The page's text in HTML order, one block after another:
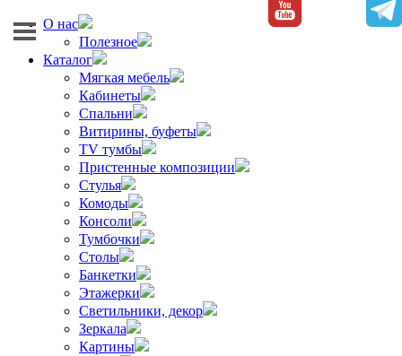
О нас
Полезное
Каталог
Мягкая мебель
Кабинеты
Спальни
Витирины, буфеты
TV тумбы
Пристенные композиции
Стулья
Комоды
Консоли
Тумбочки
Столы
Банкетки
Этажерки
Светильники, декор
Зеркала
Картины